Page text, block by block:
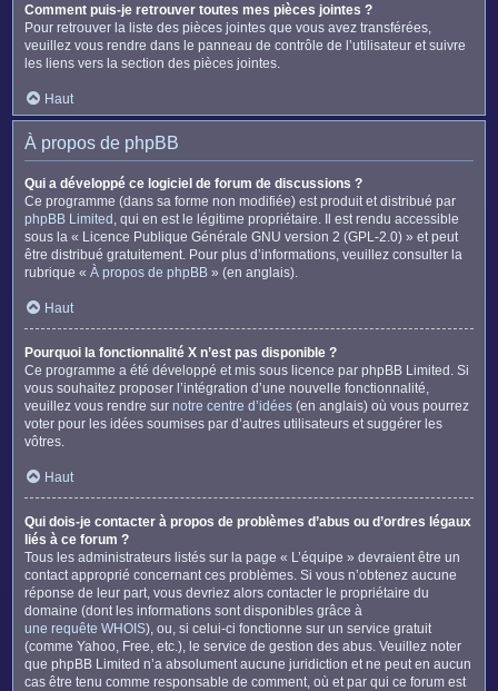
Comment puis-je retrouver toutes mes pièces jointes ?
Pour retrouver la liste des pièces jointes que vous avez transférées,
veuillez vous rendre dans le panneau de contrôle de l’utilisateur et suivre
les liens vers la section des pièces jointes.
Haut
À propos de phpBB
Qui a développé ce logiciel de forum de discussions ?
Ce programme (dans sa forme non modifiée) est produit et distribué par
phpBB Limited , qui en est le légitime propriétaire. Il est rendu accessible
sous la « Licence Publique Générale GNU version 2 (GPL-2.0) » et peut
être distribué gratuitement. Pour plus d’informations, veuillez consulter la
rubrique « À propos de phpBB » (en anglais).
Haut
Pourquoi la fonctionnalité X n’est pas disponible ?
Ce programme a été développé et mis sous licence par phpBB Limited. Si
vous souhaitez proposer l’intégration d’une nouvelle fonctionnalité,
veuillez vous rendre sur notre centre d’idées (en anglais) où vous pourrez
voter pour les idées soumises par d’autres utilisateurs et suggérer les
vôtres.
Haut
Qui dois-je contacter à propos de problèmes d’abus ou d’ordres légaux
liés à ce forum ?
Tous les administrateurs listés sur la page « L’équipe » devraient être un
contact approprié concernant ces problèmes. Si vous n’obtenez aucune
réponse de leur part, vous devriez alors contacter le propriétaire du
domaine (dont les informations sont disponibles grâce à
une requête WHOIS), ou, si celui-ci fonctionne sur un service gratuit
(comme Yahoo, Free, etc.), le service de gestion des abus. Veuillez noter
que phpBB Limited n’a absolument aucune juridiction et ne peut en aucun
cas être tenu comme responsable de comment, où et par qui ce forum est